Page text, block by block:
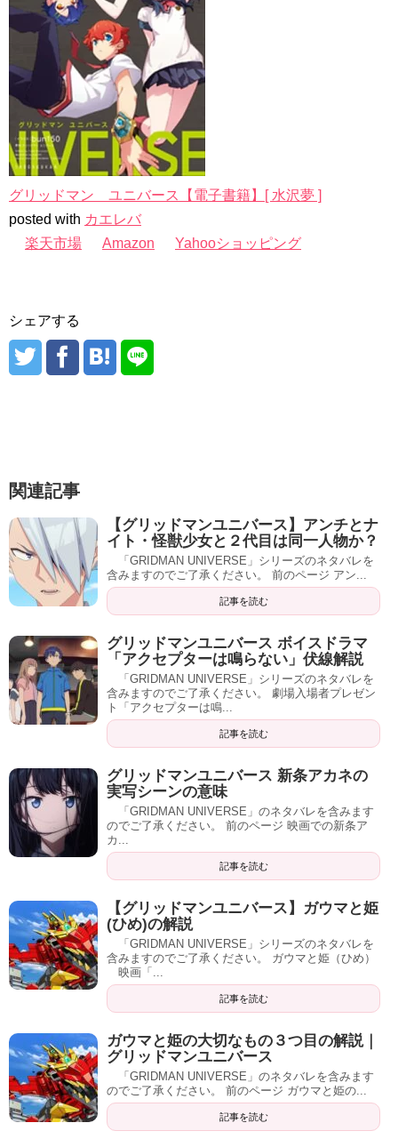
グリッドマン ユニバース【電子書籍】[ 水沢夢 ]
posted with カエレバ
楽天市場
Amazon Yahooショッピング
シェアする
関連記事
【グリッドマンユニバース】アンチとナ
イト・怪獣少女と２代目は同一人物か？
「GRIDMAN UNIVERSE」シリーズのネタバレを
含みますのでご了承ください。 前のページ アン...
記事を読む
グリッドマンユニバース ボイスドラマ
「アクセプターは鳴らない」伏線解説
「GRIDMAN UNIVERSE」シリーズのネタバレを
含みますのでご了承ください。 劇場入場者プレゼン
ト「アクセプターは鳴...
記事を読む
グリッドマンユニバース 新条アカネの
実写シーンの意味
「GRIDMAN UNIVERSE」のネタバレを含みます
のでご了承ください。 前のページ 映画での新条ア
カ...
記事を読む
【グリッドマンユニバース】ガウマと姫
(ひめ)の解説
「GRIDMAN UNIVERSE」シリーズのネタバレを
含みますのでご了承ください。 ガウマと姫（ひめ）
映画「...
記事を読む
ガウマと姫の大切なもの３つ目の解説｜
グリッドマンユニバース
「GRIDMAN UNIVERSE」のネタバレを含みます
のでご了承ください。 前のページ ガウマと姫の...
記事を読む